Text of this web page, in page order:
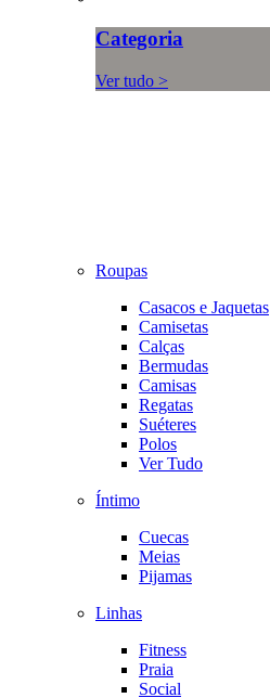
Categoria
Ver tudo >
Roupas
Casacos e Jaquetas
Camisetas
Calças
Bermudas
Camisas
Regatas
Suéteres
Polos
Ver Tudo
Íntimo
Cuecas
Meias
Pijamas
Linhas
Fitness
Praia
Social